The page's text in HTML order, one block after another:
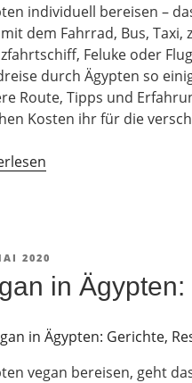
individuell bereisen –
dem Fahrrad, Bus, Taxi,
Feluke oder
durch Ägypten so
Route, Tipps und
Kosten ihr für die
2020
in
vegan bereisen, geht